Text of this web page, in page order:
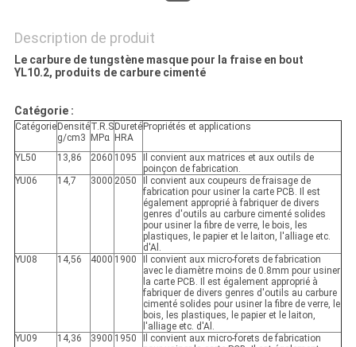
Description de produit
Le carbure de tungstène masque pour la fraise en bout
YL10.2, produits de carbure cimenté
Catégorie :
Catégorie Densité
g/cm3
T.R.S
MPα
Dureté
HRA
Propriétés et applications
YL50 13,86 2060 1095
Il convient aux matrices et aux outils de
poinçon de fabrication.
YU06
14,7 3000 2050
Il convient aux coupeurs de fraisage de
fabrication pour usiner la carte PCB. Il est
également approprié à fabriquer de divers
genres d'outils au carbure cimenté solides
pour usiner la fibre de verre, le bois, les
plastiques, le papier et le laiton, l'alliage etc.
d'Al.
YU08
14,56 4000 1900
Il convient aux micro-forets de fabrication
avec le diamètre moins de 0.8mm pour usiner
la carte PCB. Il est également approprié à
fabriquer de divers genres d'outils au carbure
cimenté solides pour usiner la fibre de verre, le
bois, les plastiques, le papier et le laiton,
l'alliage etc. d'Al.
YU09
14,36 3900 1950
Il convient aux micro-forets de fabrication